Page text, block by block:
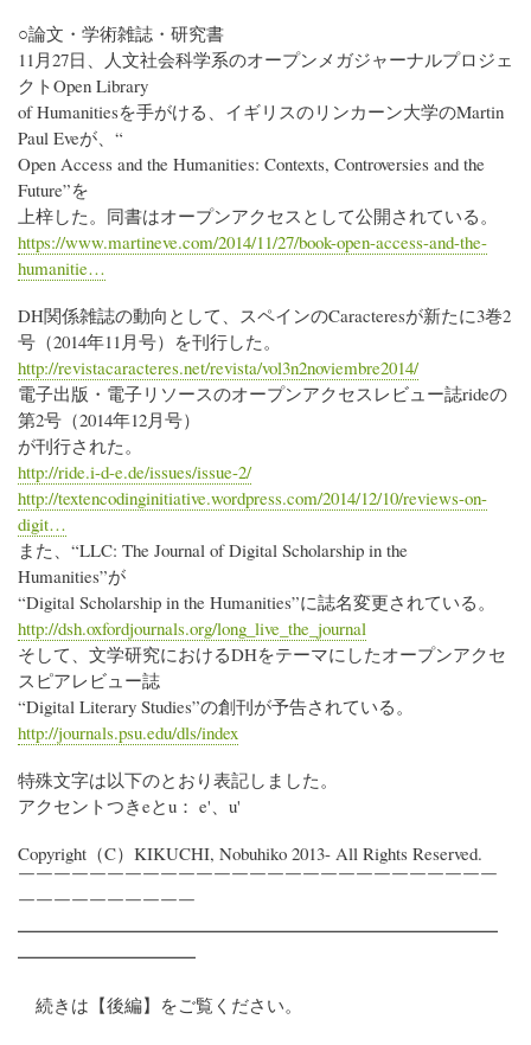
○論文・学術雑誌・研究書
11月27日、人文社会科学系のオープンメガジャーナルプロジェ
クトOpen Library
of Humanitiesを手がける、イギリスのリンカーン大学のMartin
Paul Eveが、“
Open Access and the Humanities: Contexts, Controversies and the
Future”を
上梓した。同書はオープンアクセスとして公開されている。
https://www.martineve.com/2014/11/27/book-open-access-and-the-
humanitie…
DH関係雑誌の動向として、スペインのCaracteresが新たに3巻2
号（2014年11月号）を刊行した。
http://revistacaracteres.net/revista/vol3n2noviembre2014/
電子出版・電子リソースのオープンアクセスレビュー誌rideの
第2号（2014年12月号）
が刊行された。
http://ride.i-d-e.de/issues/issue-2/
http://textencodinginitiative.wordpress.com/2014/12/10/reviews-on-
digit…
また、“LLC: The Journal of Digital Scholarship in the
Humanities”が
“Digital Scholarship in the Humanities”に誌名変更されている。
http://dsh.oxfordjournals.org/long_live_the_journal
そして、文学研究におけるDHをテーマにしたオープンアクセ
スピアレビュー誌
“Digital Literary Studies”の創刊が予告されている。
http://journals.psu.edu/dls/index
特殊文字は以下のとおり表記しました。
アクセントつきeとu： e'、u'
Copyright（C）KIKUCHI, Nobuhiko 2013- All Rights Reserved.
￣￣￣￣￣￣￣￣￣￣￣￣￣￣￣￣￣￣￣￣￣￣￣￣￣￣￣
￣￣￣￣￣￣￣￣￣￣
━━━━━━━━━━━━━━━━━━━━━━━━━━━
━━━━━━━━━━
続きは【後編】をご覧ください。